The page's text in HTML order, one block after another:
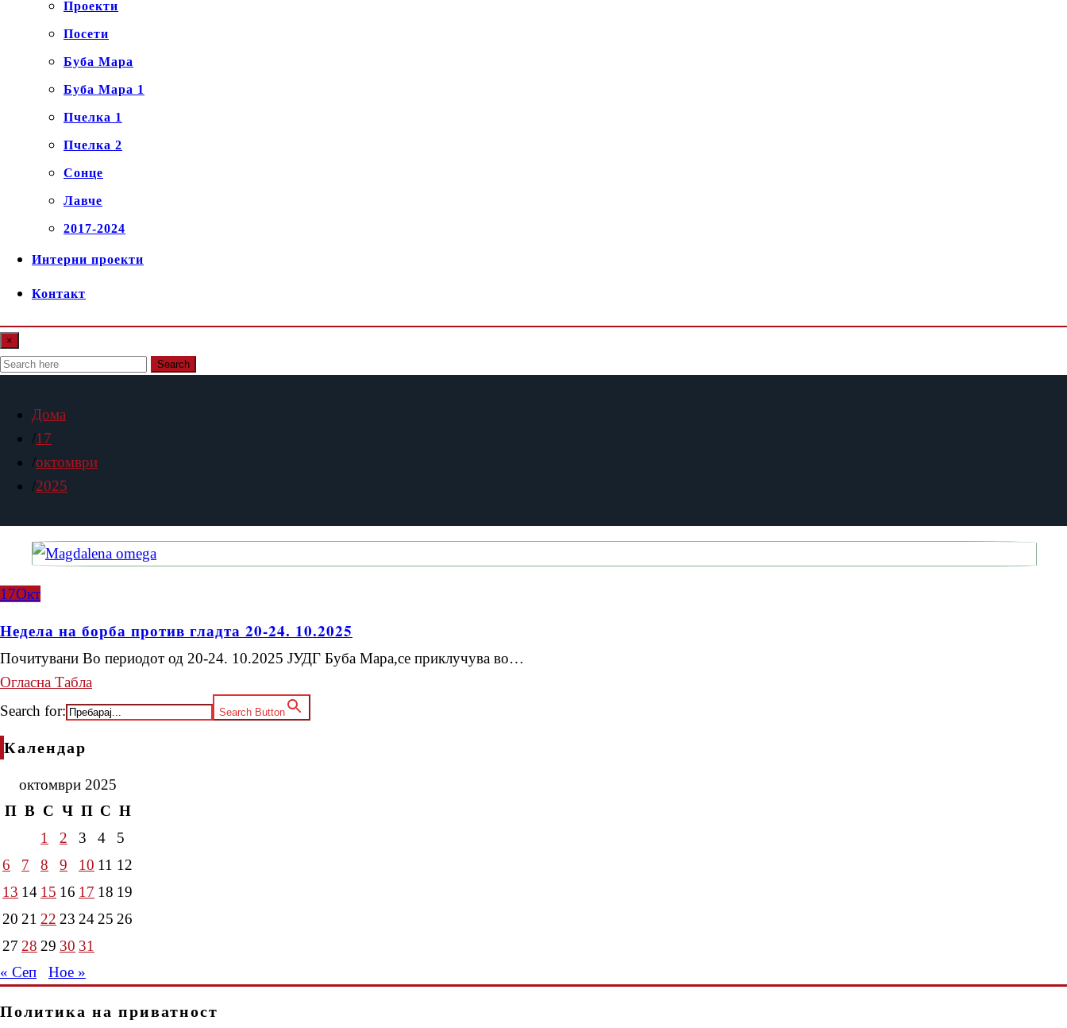
Проекти
Посети
Буба Мара
Буба Мара 1
Пчелка 1
Пчелка 2
Сонце
Лавче
2017-2024
Интерни проекти
Контакт
×
Search
Дома
17
октомври
2025
17Окт
Недела на борба против гладта 20-24. 10.2025
Почитувани Во периодот од 20-24. 10.2025 ЈУДГ Буба Мара,се приклучува во…
Огласна Табла
Search for:
Search Button
Календар
октомври 2025
П В С Ч П С Н
1
2 3 4
5
6
7 8 9 10 11 12
13 14 15 16 17 18 19
20 21 22 23 24 25 26
27 28 29 30 31
« Сеп
Ное »
Политика на приватност